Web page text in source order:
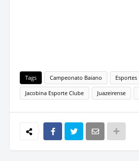
Tags Campeonato Baiano Esportes
Jacobina Esporte Clube Juazeirense